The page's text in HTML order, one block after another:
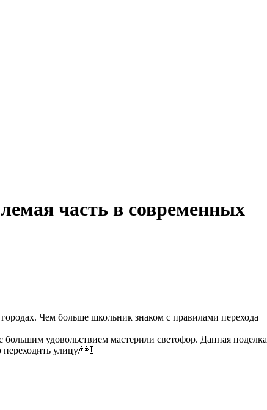
часть в современных
Чем больше школьник знаком с правилами перехода
удовольствием мастерили светофор. Данная поделка
улицу.👫🚦